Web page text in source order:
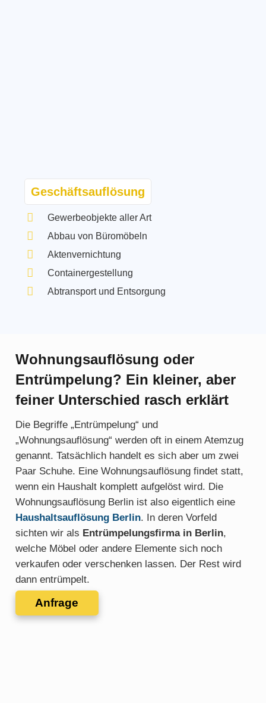
Geschäftsauflösung
Gewerbeobjekte aller Art
Abbau von Büromöbeln
Aktenvernichtung
Containergestellung
Abtransport und Entsorgung
Wohnungsauflösung oder
Entrümpelung? Ein kleiner, aber
feiner Unterschied rasch erklärt
Die Begriffe „Entrümpelung“ und
„Wohnungsauflösung“ werden oft in einem Atemzug
genannt. Tatsächlich handelt es sich aber um zwei
Paar Schuhe. Eine Wohnungsauflösung findet statt,
wenn ein Haushalt komplett aufgelöst wird. Die
Wohnungsauflösung Berlin ist also eigentlich eine
Haushaltsauflösung Berlin. In deren Vorfeld
sichten wir als Entrümpelungsfirma in Berlin,
welche Möbel oder andere Elemente sich noch
verkaufen oder verschenken lassen. Der Rest wird
dann entrümpelt.
Anfrage